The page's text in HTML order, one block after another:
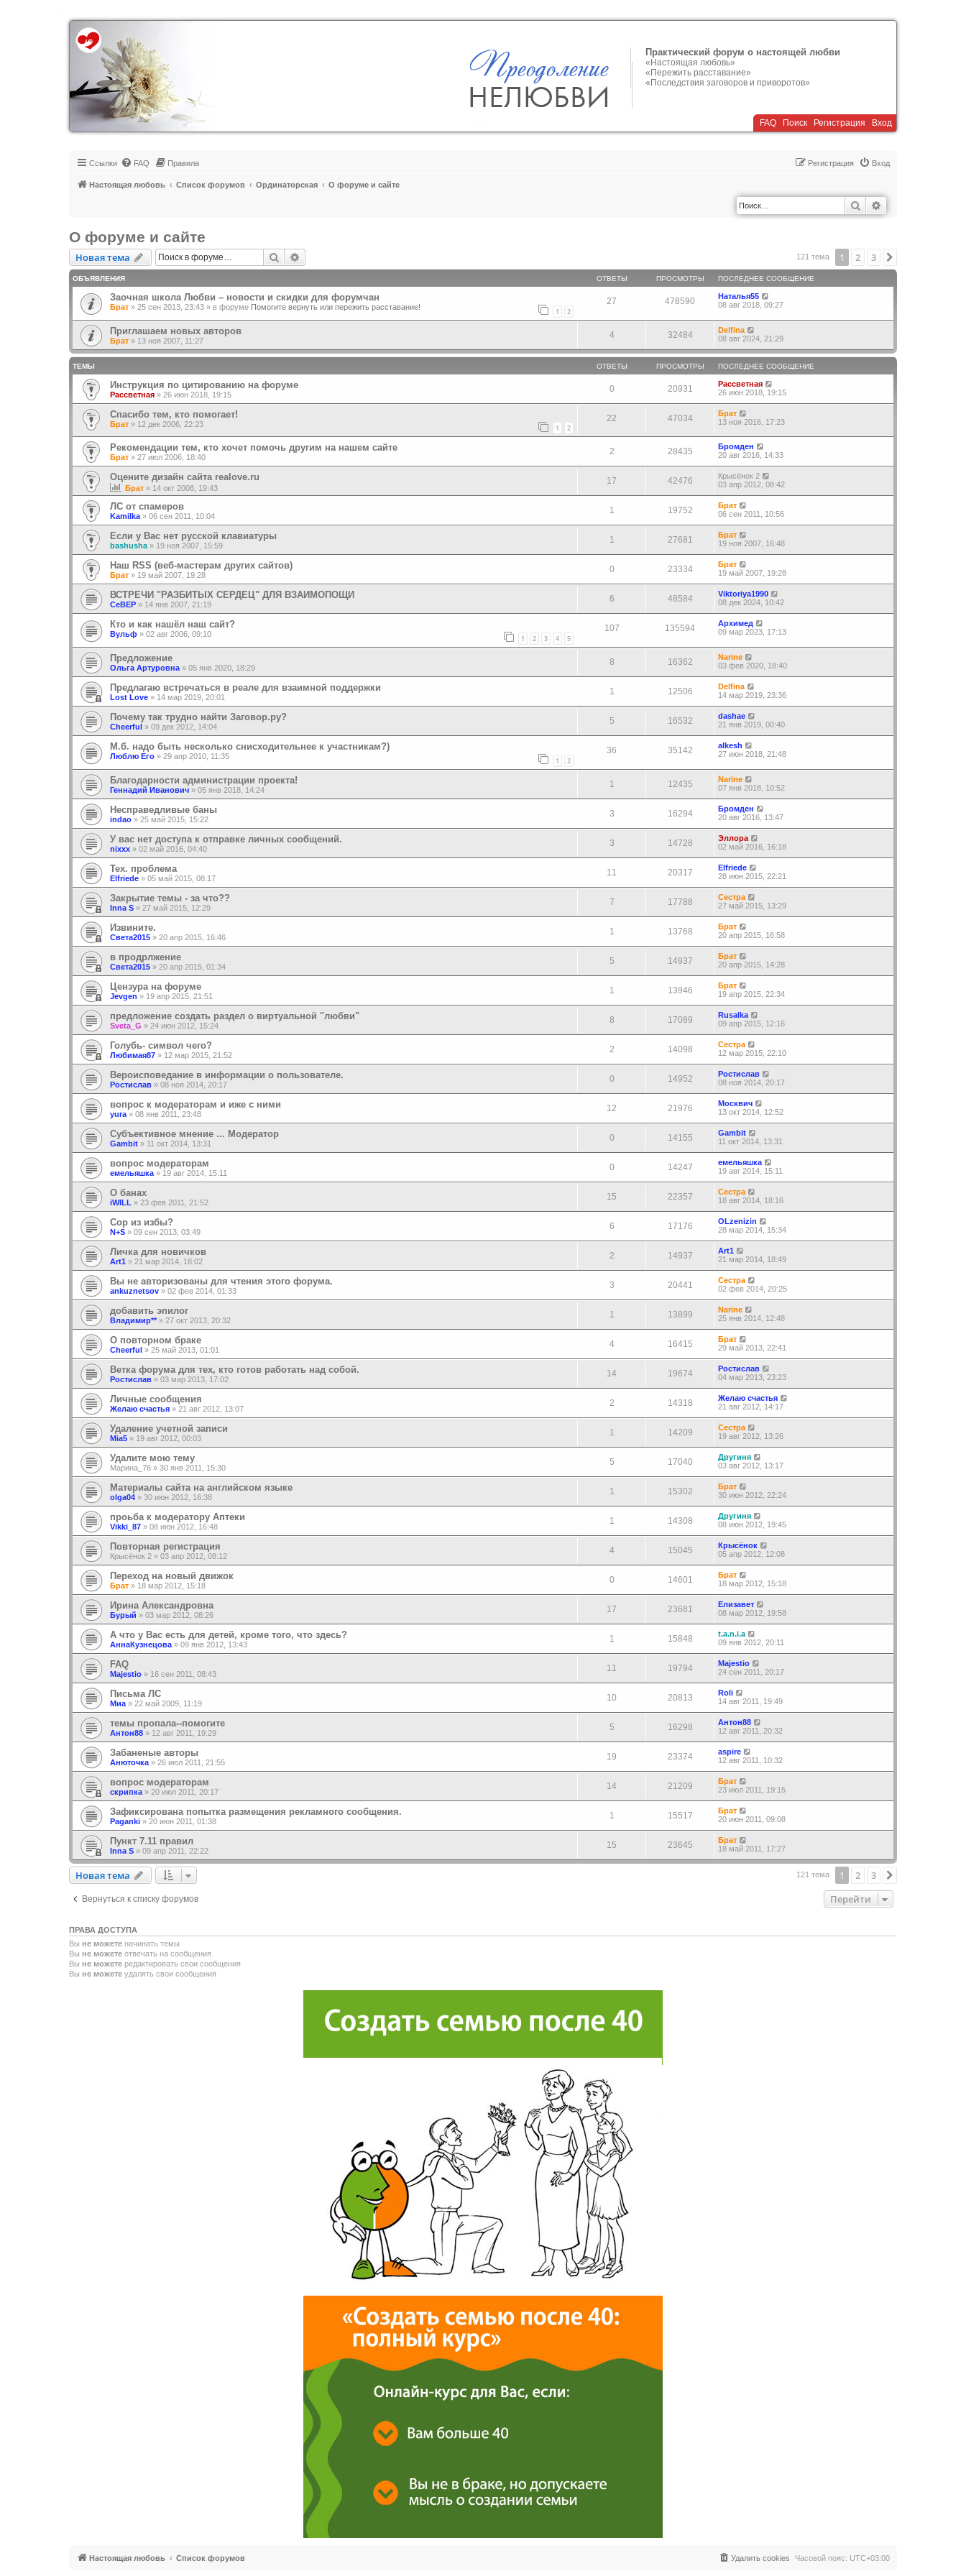
Регистрация
Практический форум о настоящей любви
«Настоящая любовь»
«Пережить расставание»
«Последствия заговоров и приворотов»
FAQ Поиск Регистрация Вход
Ссылки FAQ Правила Вход
Регистрация
Настоящая любовь Список форумов Ординаторская О форуме и сайте
Поиск
О форуме и сайте
Новая тема
Новаятема Поиск 121 тема 1 2 3
ОБЪЯВЛЕНИЯ ОТВЕТЫ ПРОСМОТРЫ ПОСЛЕДНЕЕ СООБЩЕНИЕ
Заочная школа Любви – новости и скидки для форумчан
Брат » 25 сен 2013, 23:43 » в форуме Помогите вернуть или пережить расставание! 1 2
27 478590
Наталья55
08 авг 2018, 09:27
Приглашаем новых авторов
Брат » 13 ноя 2007, 11:27
4 32484
Delfina
08 авг 2024, 21:29
ТЕМЫ ОТВЕТЫ ПРОСМОТРЫ ПОСЛЕДНЕЕ СООБЩЕНИЕ
Инструкция по цитированию на форуме
Рассветная » 26 июн 2018, 19:15
0 20931
Рассветная
26 июн 2018, 19:15
Спасибо тем, кто помогает!
Брат » 12 дек 2006, 22:23 1 2
22 47034
Брат
13 ноя 2016, 17:23
Рекомендации тем, кто хочет помочь другим на нашем сайте
Брат » 27 июл 2006, 18:40
2 28435
Бромден
20 авг 2016, 14:33
Оцените дизайн сайта realove.ru
Брат » 14 окт 2008, 19:43
17 42476
Крысёнок 2
03 апр 2012, 08:42
ЛС от спамеров
Kamilka » 06 сен 2011, 10:04
1 19752
Брат
06 сен 2011, 10:56
Если у Вас нет русской клавиатуры
bashusha » 19 ноя 2007, 15:59
1 27681
Брат
19 ноя 2007, 16:48
Наш RSS (веб-мастерам других сайтов)
Брат » 19 май 2007, 19:28
0 23334
Брат
19 май 2007, 19:28
ВСТРЕЧИ "РАЗБИТЫХ СЕРДЕЦ" ДЛЯ ВЗАИМОПОЩИ
CeBEP » 14 янв 2007, 21:19
6 48584
Viktoriya1990
08 дек 2024, 10:42
Кто и как нашёл наш сайт?
Вульф » 02 авг 2006, 09:10 1 2 3 4 5
107 135594
Архимед
09 мар 2023, 17:13
Предложение
Ольга Артуровна » 05 янв 2020, 18:29
8 16362
Narine
03 фев 2020, 18:40
Предлагаю встречаться в реале для взаимной поддержки
Lost Love » 14 мар 2019, 20:01
1 12506
Delfina
14 мар 2019, 23:36
Почему так трудно найти Заговор.ру?
Cheerful » 09 дек 2012, 14:04
5 16532
dashae
21 янв 2019, 00:40
М.б. надо быть несколько снисходительнее к участникам?)
Люблю Его » 29 апр 2010, 11:35 1 2
36 35142
alkesh
27 июн 2018, 21:48
Благодарности администрации проекта!
Геннадий Иванович » 05 янв 2018, 14:24
1 12435
Narine
07 янв 2018, 10:52
Несправедливые баны
indao » 25 май 2015, 15:22
3 16294
Бромден
20 авг 2016, 13:47
У вас нет доступа к отправке личных сообщений.
nixxx » 02 май 2016, 04:40
3 14728
Эллора
02 май 2016, 16:18
Тех. проблема
Elfriede » 05 май 2015, 08:17
11 20317
Elfriede
28 июн 2015, 22:21
Закрытие темы - за что??
Inna S » 27 май 2015, 12:29
7 17788
Сестра
27 май 2015, 13:29
Извините.
Света2015 » 20 апр 2015, 16:46
1 13768
Брат
20 апр 2015, 16:58
в продрлжение
Света2015 » 20 апр 2015, 01:34
5 14937
Брат
20 апр 2015, 14:28
Цензура на форуме
Jevgen » 19 апр 2015, 21:51
1 13946
Брат
19 апр 2015, 22:34
предложение создать раздел о виртуальной "любви"
Sveta_G » 24 июн 2012, 15:24
8 17089
Rusalka
09 апр 2015, 12:16
Голубь- символ чего?
Любимая87 » 12 мар 2015, 21:52
2 14098
Сестра
12 мар 2015, 22:10
Вероисповедание в информации о пользователе.
Ростислав » 08 ноя 2014, 20:17
0 14952
Ростислав
08 ноя 2014, 20:17
вопрос к модераторам и иже с ними
yura » 08 янв 2011, 23:48
12 21976
Москвич
13 окт 2014, 12:52
Субъективное мнение ... Модератор
Gambit » 11 окт 2014, 13:31
0 14155
Gambit
11 окт 2014, 13:31
вопрос модераторам
емельяшка » 19 авг 2014, 15:11
0 14247
емельяшка
19 авг 2014, 15:11
О банах
iWILL » 23 фев 2011, 21:52
15 22357
Сестра
18 авг 2014, 18:16
Сор из избы?
N+S » 09 сен 2013, 03:49
6 17176
OLzenizin
28 мар 2014, 15:34
Личка для новичков
Art1 » 21 мар 2014, 18:02
2 14937
Art1
21 мар 2014, 18:49
Вы не авторизованы для чтения этого форума.
ankuznetsov » 02 фев 2014, 01:33
3 20441
Сестра
02 фев 2014, 20:25
добавить эпилог
Владимир**» 27 окт 2013, 20:32
1 13899
Narine
25 янв 2014, 12:48
О повторном браке
Cheerful » 25 май 2013, 01:01
4 16415
Брат
29 май 2013, 22:41
Ветка форума для тех, кто готов работать над собой.
Ростислав » 03 мар 2013, 17:02
14 19674
Ростислав
04 мар 2013, 23:23
Личные сообщения
Желаю счастья » 21 авг 2012, 13:07
2 14318
Желаю счастья
21 авг 2012, 14:17
Удаление учетной записи
Mia5 » 19 авг 2012, 00:03
1 14209
Сестра
19 авг 2012, 13:26
Удалите мою тему
Марина_76 » 30 янв 2011, 15:30
5 17040
Другиня
03 авг 2012, 13:17
Материалы сайта на английском языке
olga04 » 30 июн 2012, 16:38
1 15302
Брат
30 июн 2012, 22:24
проьба к модератору Аптеки
Vikki_87 » 08 июн 2012, 16:48
1 14308
Другиня
08 июн 2012, 19:45
Повторная регистрация
Крысёнок 2 » 03 апр 2012, 08:12
4 15045
Крысёнок
05 апр 2012, 12:08
Переход на новый движок
Брат » 18 мар 2012, 15:18
0 14601
Брат
18 мар 2012, 15:18
Ирина Александровна
Бурый » 03 мар 2012, 08:26
17 23681
Елизавет
08 мар 2012, 19:58
А что у Вас есть для детей, кроме того, что здесь?
АннаКузнецова » 09 янв 2012, 13:43
1 15848
t.a.n.i.a
09 янв 2012, 20:11
FAQ
Majestio » 16 сен 2011, 08:43
11 19794
Majestio
24 сен 2011, 20:17
Письма ЛС
Миа » 22 май 2009, 11:19
10 20813
Roli
14 авг 2011, 19:49
темы пропала--помогите
Антон88 » 12 авг 2011, 19:29
5 16298
Антон88
12 авг 2011, 20:32
Забаненые авторы
Анюточка » 26 июл 2011, 21:55
19 23374
aspire
12 авг 2011, 10:32
вопрос модераторам
скрипка » 20 июл 2011, 20:17
14 21209
Брат
23 июл 2011, 19:15
Зафиксирована попытка размещения рекламного сообщения.
Paganki » 20 июн 2011, 01:38
1 15517
Брат
20 июн 2011, 09:08
Пункт 7.11 правил
Inna S » 09 апр 2011, 22:22
15 23645
Брат
18 май 2011, 17:27
Новая тема
Новаятема 121 тема 1 2 3
Вернуться к списку форумов Перейти
ПРАВА ДОСТУПА
Вы не можете начинать темы
Вы не можете отвечать на сообщения
Вы не можете редактировать свои сообщения
Вы не можете удалять свои сообщения
Настоящая любовь Список форумов Часовой пояс: UTC+03:00
Удалить cookies